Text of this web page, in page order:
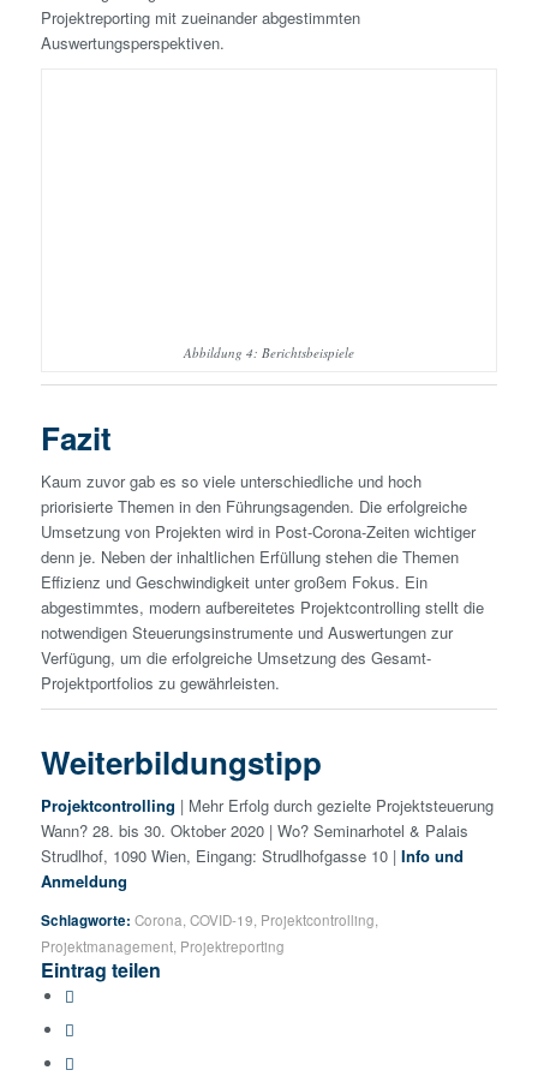
Projektreporting mit zueinander abgestimmten
Auswertungsperspektiven.
Abbildung 4: Berichtsbeispiele
Fazit
Kaum zuvor gab es so viele unterschiedliche und hoch
priorisierte Themen in den Führungsagenden. Die erfolgreiche
Umsetzung von Projekten wird in Post-Corona-Zeiten wichtiger
denn je. Neben der inhaltlichen Erfüllung stehen die Themen
Effizienz und Geschwindigkeit unter großem Fokus. Ein
abgestimmtes, modern aufbereitetes Projektcontrolling stellt die
notwendigen Steuerungsinstrumente und Auswertungen zur
Verfügung, um die erfolgreiche Umsetzung des Gesamt-
Projektportfolios zu gewährleisten.
Weiterbildungstipp
Projektcontrolling | Mehr Erfolg durch gezielte Projektsteuerung
Wann? 28. bis 30. Oktober 2020 | Wo? Seminarhotel & Palais
Strudlhof, 1090 Wien, Eingang: Strudlhofgasse 10 | Info und
Anmeldung
Schlagworte: Corona COVID-19 Projektcontrolling
Projektmanagement, Projektreporting
Eintrag teilen